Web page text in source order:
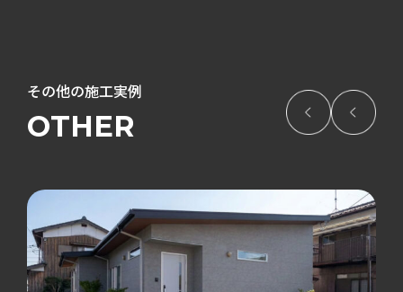
その他の施工実例
OTHER